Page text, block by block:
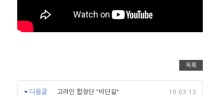
목록
다음글 고려인 합창단 "비단길" 19.03.13